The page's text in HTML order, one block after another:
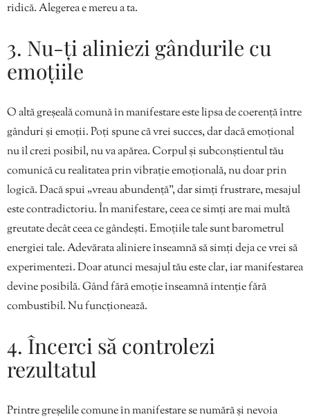
ridică. Alegerea e mereu a ta.
3. Nu-ți aliniezi gândurile cu
emoțiile
O altă greșeală comună în manifestare este lipsa de coerență între
gânduri și emoții. Poți spune că vrei succes, dar dacă emoțional
nu îl crezi posibil, nu va apărea. Corpul și subconștientul tău
comunică cu realitatea prin vibrație emoțională, nu doar prin
logică. Dacă spui „vreau abundență”, dar simți frustrare, mesajul
este contradictoriu. În manifestare, ceea ce simți are mai multă
greutate decât ceea ce gândești. Emoțiile tale sunt barometrul
energiei tale. Adevărata aliniere înseamnă să simți deja ce vrei să
experimentezi. Doar atunci mesajul tău este clar, iar manifestarea
devine posibilă. Gând fără emoție înseamnă intenție fără
combustibil. Nu funcționează.
4. Încerci să controlezi
rezultatul
Printre greșelile comune în manifestare se numără și nevoia